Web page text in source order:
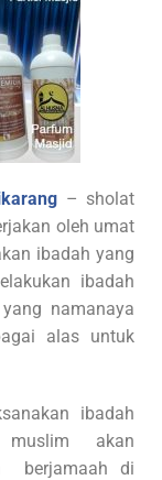
– sholat
oleh umat
ibadah yang
ibadah
namanaya
alas untuk
ibadah
akan
berjamaah di